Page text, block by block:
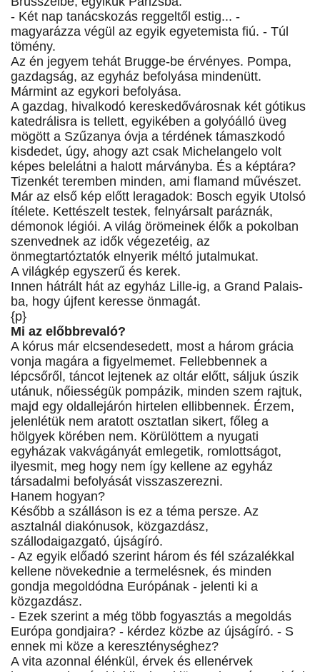
- Két nap tanácskozás reggeltől estig... -
magyarázza végül az egyik egyetemista fiú. - Túl
tömény.
Az én jegyem tehát Brugge-be érvényes. Pompa,
gazdagság, az egyház befolyása mindenütt.
Mármint az egykori befolyása.
A gazdag, hivalkodó kereskedővárosnak két gótikus
katedrálisra is tellett, egyikében a golyóálló üveg
mögött a Szűzanya óvja a térdének támaszkodó
kisdedet, úgy, ahogy azt csak Michelangelo volt
képes belelátni a halott márványba. És a képtára?
Tizenkét teremben minden, ami flamand művészet.
Már az első kép előtt leragadok: Bosch egyik Utolsó
ítélete. Kettészelt testek, felnyársalt paráznák,
démonok légiói. A világ örömeinek élők a pokolban
szenvednek az idők végezetéig, az
önmegtartóztatók elnyerik méltó jutalmukat.
A világkép egyszerű és kerek.
Innen hátrált hát az egyház Lille-ig, a Grand Palais-
ba, hogy újfent keresse önmagát.
{p}
Mi az előbbrevaló?
A kórus már elcsendesedett, most a három grácia
vonja magára a figyelmemet. Fellebbennek a
lépcsőről, táncot lejtenek az oltár előtt, sáljuk úszik
utánuk, nőiességük pompázik, minden szem rajtuk,
majd egy oldallejárón hirtelen ellibbennek. Érzem,
jelenlétük nem aratott osztatlan sikert, főleg a
hölgyek körében nem. Körülöttem a nyugati
egyházak vakvágányát emlegetik, romlottságot,
ilyesmit, meg hogy nem így kellene az egyház
társadalmi befolyását visszaszerezni.
Hanem hogyan?
Később a szálláson is ez a téma persze. Az
asztalnál diakónusok, közgazdász,
szállodaigazgató, újságíró.
- Az egyik előadó szerint három és fél százalékkal
kellene növekednie a termelésnek, és minden
gondja megoldódna Európának - jelenti ki a
közgazdász.
- Ezek szerint a még több fogyasztás a megoldás
Európa gondjaira? - kérdez közbe az újságíró. - S
ennek mi köze a kereszténységhez?
A vita azonnal élénkül, érvek és ellenérvek